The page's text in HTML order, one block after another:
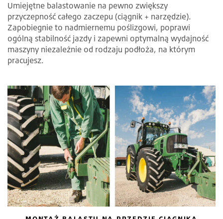
Umiejętne balastowanie na pewno zwiększy
przyczepność całego zaczepu (ciągnik + narzędzie).
Zapobiegnie to nadmiernemu poślizgowi, poprawi
ogólną stabilność jazdy i zapewni optymalną wydajność
maszyny niezależnie od rodzaju podłoża, na którym
pracujesz.